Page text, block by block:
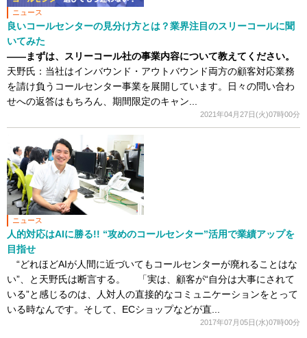
ニュース
良いコールセンターの見分け方とは？業界注目のスリーコールに聞
いてみた
――まずは、スリーコール社の事業内容について教えてください。
天野氏：当社はインバウンド・アウトバウンド両方の顧客対応業務
を請け負うコールセンター事業を展開しています。日々の問い合わ
せへの返答はもちろん、期間限定のキャン...
2021年04月27日(火)07時00分
ニュース
人的対応はAIに勝る!! “攻めのコールセンター”活用で業績アップを
目指せ
“どれほどAIが人間に近づいてもコールセンターが廃れることはな
い”、と天野氏は断言する。 「実は、顧客が“自分は大事にされて
いる”と感じるのは、人対人の直接的なコミュニケーションをとって
いる時なんです。そして、ECショップなどが直...
2017年07月05日(水)07時00分